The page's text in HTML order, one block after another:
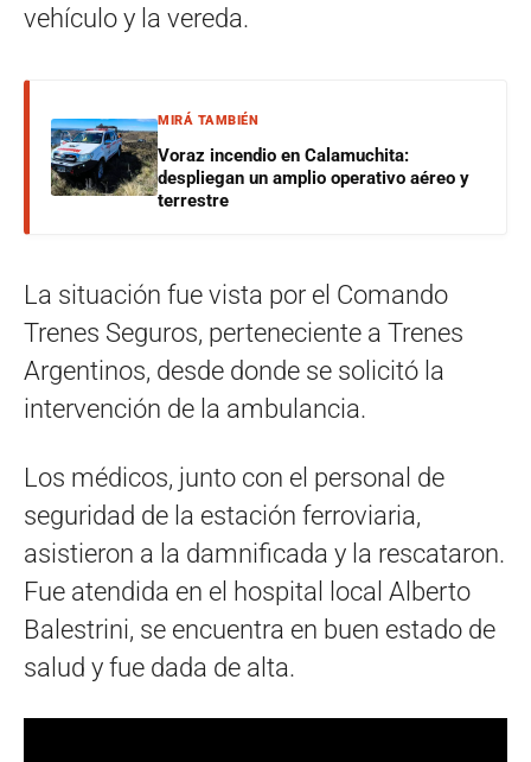
vehículo y la vereda.
MIRÁ TAMBIÉN
Voraz incendio en Calamuchita:
despliegan un amplio operativo aéreo y
terrestre
La situación fue vista por el Comando
Trenes Seguros, perteneciente a Trenes
Argentinos, desde donde se solicitó la
intervención de la ambulancia.
Los médicos, junto con el personal de
seguridad de la estación ferroviaria,
asistieron a la damnificada y la rescataron.
Fue atendida en el hospital local Alberto
Balestrini, se encuentra en buen estado de
salud y fue dada de alta.